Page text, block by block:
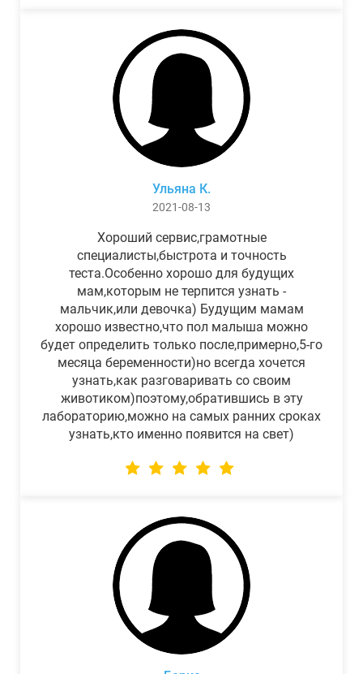
Ульяна К.
2021-08-13
Хороший сервис,грамотные
специалисты,быстрота и точность
теста.Особенно хорошо для будущих
мам,которым не терпится узнать -
мальчик,или девочка) Будущим мамам
хорошо известно,что пол малыша можно
будет определить только после,примерно,5-го
месяца беременности)но всегда хочется
узнать,как разговаривать со своим
животиком)поэтому,обратившись в эту
лабораторию,можно на самых ранних сроках
узнать,кто именно появится на свет)